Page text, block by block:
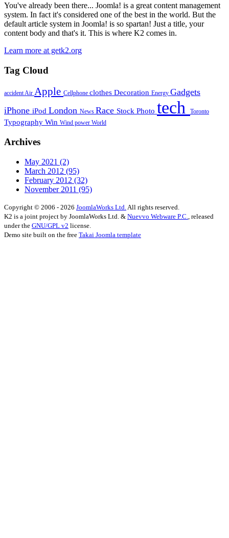
You've already been there... Joomla! is a great content management
system. In fact it's considered one of the best in the world. But the
default article system in Joomla! is so spartan! Just a title, your
content body and that's it. This is where K2 comes in.
Learn more at getk2.org
Tag Cloud
accidentAir Apple Cellphone clothes Decoration Energy Gadgets
iPhone iPod London News Race Stock Photo tech Toronto
Typography Win Wind power World
Archives
May 2021 (2)
March 2012 (95)
February 2012 (32)
November 2011 (95)
Copyright © 2006 - 2026 JoomlaWorks Ltd. All rights reserved.
K2 is a joint project by JoomlaWorks Ltd. & Nuevvo Webware P.C.
, released
under the GNU/GPL v2 license.
Demo site built on the free Takai Joomla template